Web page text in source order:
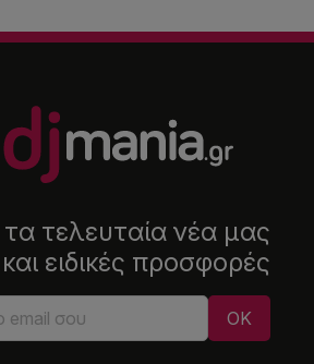
τελευταία νέα μας
και ειδικές προσφορές